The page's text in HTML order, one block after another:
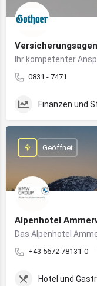
Ihr kompetenter
0831 - 7471
Finanzen und
Alpenhotel
+43 5672 78131-0
Geöffnet
Hotel und